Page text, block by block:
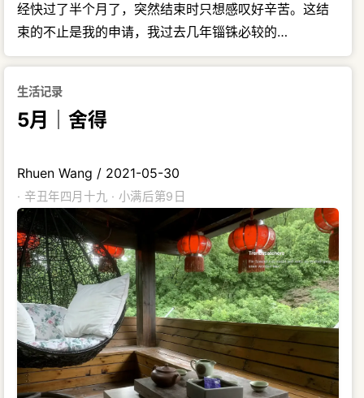
经快过了半个月了，突然结束时只想感叹好辛苦。这结
束的不止是我的申请，我过去几年锱铢必较的…
生活记录
5月｜舍得
Rhuen Wang / 2021-05-30
· 辛丑年四月十九 · 小满后第9日